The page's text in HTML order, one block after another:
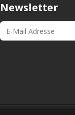
Newsletter